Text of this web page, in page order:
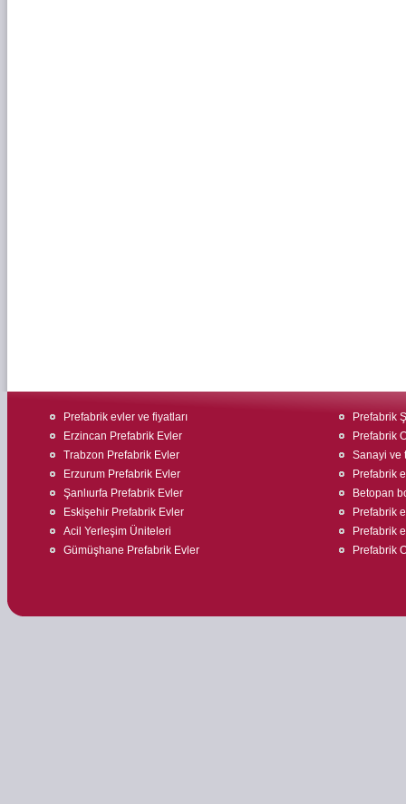
Prefabrik evler ve fiyatları
Erzincan Prefabrik Evler
Trabzon Prefabrik Evler
Erzurum Prefabrik Evler
Şanlıurfa Prefabrik Evler
Eskişehir Prefabrik Evler
Acil Yerleşim Üniteleri
Gümüşhane Prefabrik Evler
Prefabrik
Prefabrik
Sanayi ve
Prefabrik
Betopan
Prefabrik
Prefabrik
Prefabrik